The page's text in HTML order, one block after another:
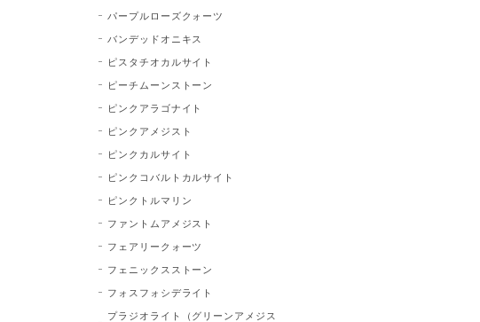
パープルローズクォーツ
バンデッドオニキス
ピスタチオカルサイト
ピーチムーンストーン
ピンクアラゴナイト
ピンクアメジスト
ピンクカルサイト
ピンクコバルトカルサイト
ピンクトルマリン
ファントムアメジスト
フェアリークォーツ
フェニックスストーン
フォスフォシデライト
プラジオライト（グリーンアメジス